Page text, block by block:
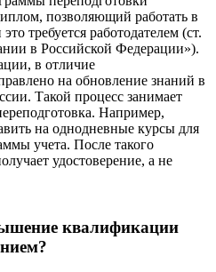
позволяющий работать в
требуется работодателем (ст.
в Российской Федерации»).
в отличие
на обновление знаний в
Такой процесс занимает
Например,
на однодневные курсы для
учета. После такого
удостоверение, а не
квалификации